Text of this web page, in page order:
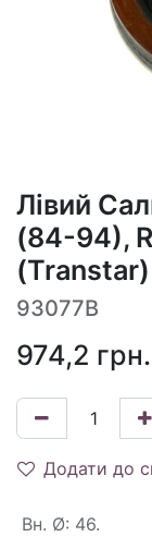
Лівий
(84-94),
(Transtar)
93077B
974,2 грн.
Додати до
Вн. Ø: 46.